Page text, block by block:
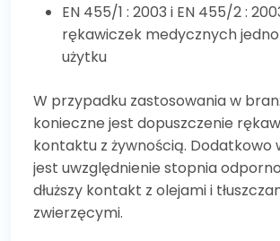
EN 455/1 : 2003 i EN 455/2 :
rękawiczek medycznych
użytku
W przypadku zastosowania w
konieczne jest dopuszczenie
kontaktu z żywnością. Dodatkowo
jest uwzględnienie stopnia
dłuższy kontakt z olejami i
zwierzęcymi.